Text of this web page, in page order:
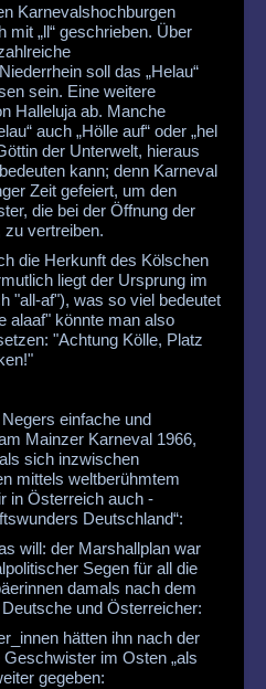
Karnevalshochburgen
mit „ll“ geschrieben. Über
soll das „Helau“
sein. Eine weitere
Halleluja ab. Manche
auch „Hölle auf“ oder „hel
der Unterwelt, hieraus
kann; denn Karneval
Zeit gefeiert, um den
die bei der Öffnung der
zu vertreiben.
die Herkunft des Kölschen
liegt der Ursprung im
"all-af"), was so viel bedeutet
alaaf" könnte man also
"Achtung Kölle, Platz
einfache und
Mainzer Karneval 1966,
sich inzwischen
mittels weltberühmtem
in Österreich auch -
Deutschland“:
will: der Marshallplan war
Segen für all die
damals nach dem
und Österreicher:
hätten ihn nach der
Geschwister im Osten „als
gegeben: